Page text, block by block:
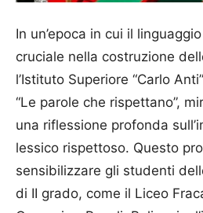
In un’epoca in cui il
cruciale nella costruzione
l’Istituto Superiore “Carlo
“Le parole che rispettano”,
una riflessione profonda
lessico rispettoso. Questo
sensibilizzare gli studenti
di II grado, come il Liceo